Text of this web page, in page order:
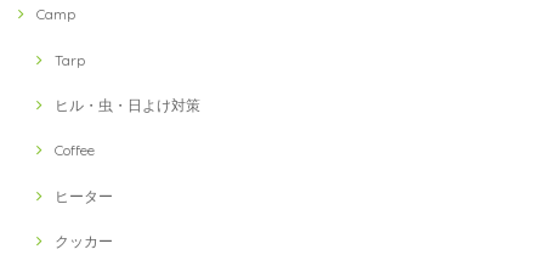
Camp
Tarp
ヒル・虫・日よけ対策
Coffee
ヒーター
クッカー